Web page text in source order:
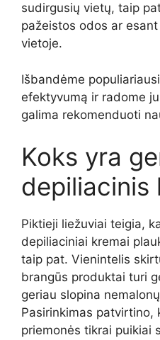
sudirgusių vietų, taip
pažeistos odos ar
vietoje.
Išbandėme
efektyvumą ir radome
galima rekomenduoti
Koks yra
depiliacinis
Piktieji liežuviai teigia,
depiliaciniai kremai
taip pat. Vienintelis
brangūs produktai turi
geriau slopina
Pasirinkimas patvirtino,
priemonės tikrai puikiai